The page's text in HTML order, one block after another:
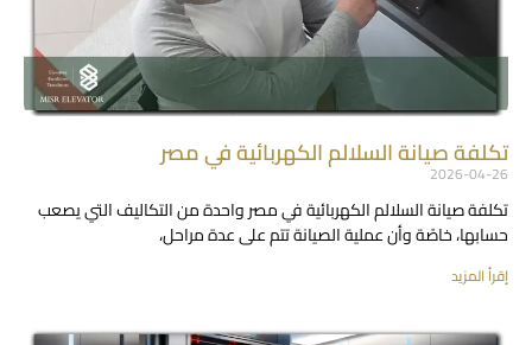
تكلفة صيانة السلالم الكهربائية في مصر
2026-04-26
تكلفة صيانة السلالم الكهربائية في مصر واحدة من التكاليف التي يصعب
حسابها، خاصًة وأن عملية الصيانة تتم على عدة مراحل،
إقرأ المزيد